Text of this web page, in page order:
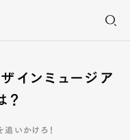
インミュージア
？
追いかけろ！